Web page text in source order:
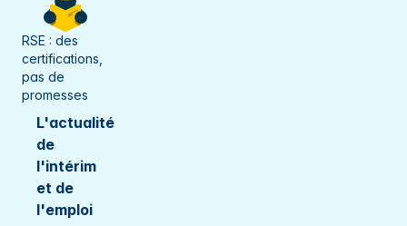
RSE : des
certifications,
pas de
promesses
L'actualité
de
l'intérim
et de
l'emploi